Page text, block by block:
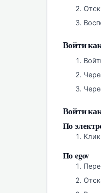
Войти
Войти
По
По egov